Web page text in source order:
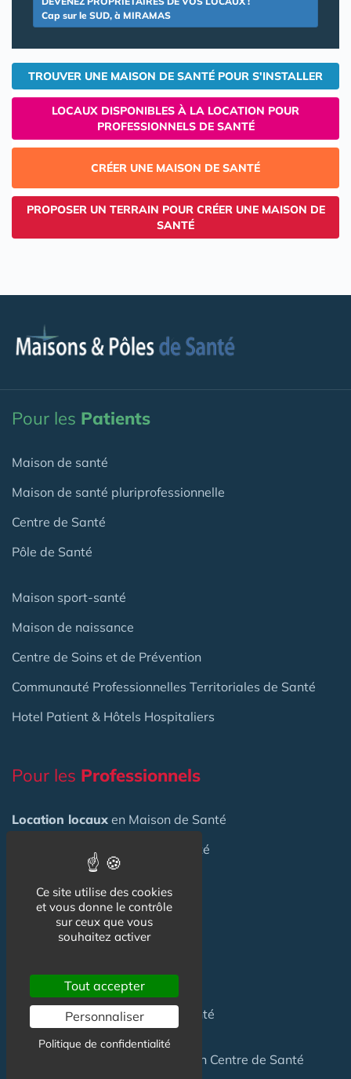
Cap sur le SUD, à MIRAMAS
TROUVER UNE MAISON DE SANTÉ POUR S'INSTALLER
LOCAUX DISPONIBLES À LA LOCATION POUR
PROFESSIONNELS DE SANTÉ
CRÉER UNE MAISON DE SANTÉ
PROPOSER UN TERRAIN POUR CRÉER UNE MAISON DE
SANTÉ
Pour les Patients
Maison de santé
Maison de santé pluriprofessionnelle
Centre de Santé
Pôle de Santé
Maison sport-santé
Maison de naissance
Centre de Soins et de Prévention
Communauté Professionnelles Territoriales de Santé
Hotel Patient & Hôtels Hospitaliers
Pour les Professionnels
Location locaux en Maison de Santé
en Maison de Santé
S'installeren Maison de Santé
une Maison de Santé
dans une Maison de Santé
ou un Centre de Santé
Ce site utilise des cookies
et vous donne le contrôle
sur ceux que vous
souhaitez activer
Tout accepter
Personnaliser
Politique de confidentialité